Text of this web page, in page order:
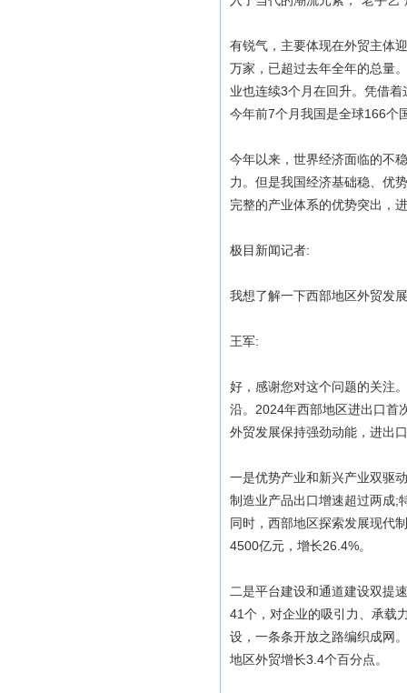
有锐气，主要体现在外贸主体
万家，已超过去年全年的总量
业也连续3个月在回升。凭借
今年前7个月我国是全球166个
今年以来，世界经济面临的不
力。但是我国经济基础稳、优
完整的产业体系的优势突出，
极目新闻记者:
我想了解一下西部地区外贸发
王军:
好，感谢您对这个问题的关注
沿。2024年西部地区进出口首
外贸发展保持强劲动能，进出
一是优势产业和新兴产业双驱
制造业产品出口增速超过两成;
同时，西部地区探索发展现代
4500亿元，增长26.4%。
二是平台建设和通道建设双提
41个，对企业的吸引力、承载
设，一条条开放之路编织成网
地区外贸增长3.4个百分点。